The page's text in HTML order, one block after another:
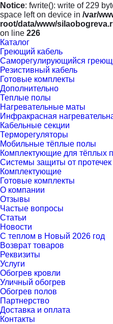
Notice: fwrite(): write of 229
space left on device in /var/
root/data/www/
on line 226
Каталог
Греющий кабель
Саморегулирующийся
Резистивный кабель
Готовые комплекты
Дополнительно
Теплые полы
Нагревательные маты
Инфракрасная
Кабельные секции
Терморегуляторы
Мобильные тёплые полы
Комплектующие для тёплых
Cистемы защиты от
Комплектующие
Готовые комплекты
О компании
Отзывы
Частые вопросы
Статьи
Новости
С теплом в Новый 2026 год
Возврат товаров
Реквизиты
Услуги
Обогрев кровли
Уличный обогрев
Обогрев полов
Партнерство
Доставка и оплата
Контакты